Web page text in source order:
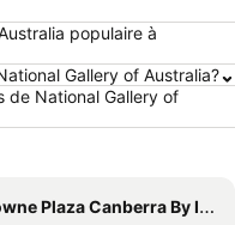
populaire à
Gallery of Australia?
de National Gallery of
Plaza Canberra By Ihg